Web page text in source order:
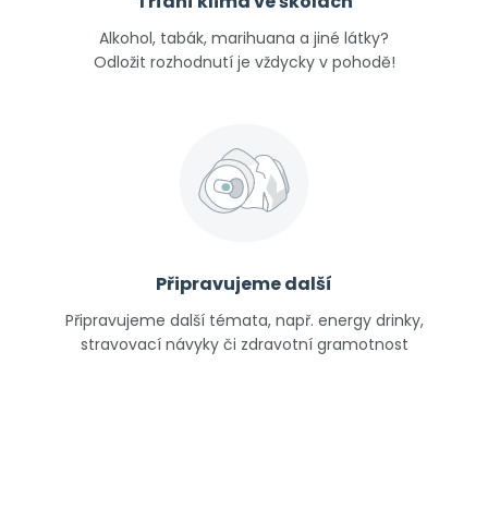
Alkohol, tabák, marihuana a jiné látky?
Odložit rozhodnutí je vždycky v pohodě!
Připravujeme další
Připravujeme další témata, např. energy drinky,
stravovací návyky či zdravotní gramotnost